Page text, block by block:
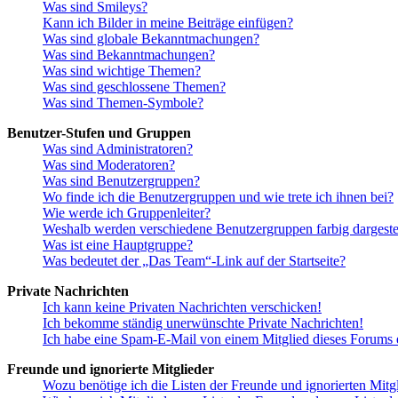
Was sind Smileys?
Kann ich Bilder in meine Beiträge einfügen?
Was sind globale Bekanntmachungen?
Was sind Bekanntmachungen?
Was sind wichtige Themen?
Was sind geschlossene Themen?
Was sind Themen-Symbole?
Benutzer-Stufen und Gruppen
Was sind Administratoren?
Was sind Moderatoren?
Was sind Benutzergruppen?
Wo finde ich die Benutzergruppen und wie trete ich ihnen bei?
Wie werde ich Gruppenleiter?
Weshalb werden verschiedene Benutzergruppen farbig
Was ist eine Hauptgruppe?
Was bedeutet der „Das Team“-Link auf der Startseite?
Private Nachrichten
Ich kann keine Privaten Nachrichten verschicken!
Ich bekomme ständig unerwünschte Private Nachrichten!
Ich habe eine Spam-E-Mail von einem Mitglied dieses Forums
Freunde und ignorierte Mitglieder
Wozu benötige ich die Listen der Freunde und ignorierten